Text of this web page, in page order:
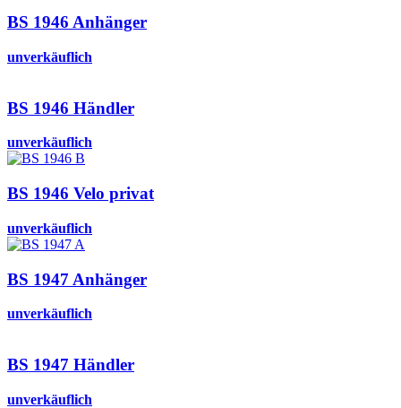
BS 1946 Anhänger
unverkäuflich
BS 1946 Händler
unverkäuflich
BS 1946 Velo privat
unverkäuflich
BS 1947 Anhänger
unverkäuflich
BS 1947 Händler
unverkäuflich